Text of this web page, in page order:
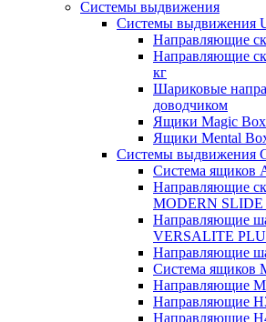
Системы выдвижения
Системы выдвижения
Направляющие
Направляющие
кг
Шариковые
доводчиком
Ящики Magic Box
Ящики Mental
Системы выдвижения
Система ящиков
Направляющие
MODERN SLIDE
Направляющие
VERSALITE
Направляющие
Система ящиков
Направляющие
Направляющие
Направляющие